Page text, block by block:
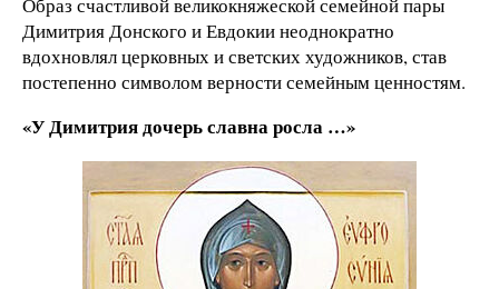
Димитрия Донского и Евдокии неоднократно
вдохновлял церковных и светских художников, став
постепенно символом верности семейным ценностям.
«У Димитрия дочерь славна росла …»